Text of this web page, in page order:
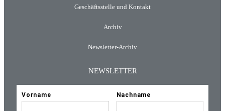
Geschäftsstelle und Kontakt
Archiv
Newsletter-Archiv
NEWSLETTER